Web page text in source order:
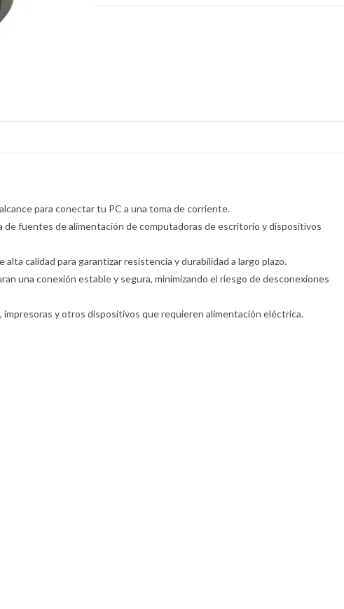
para conectar tu PC a una toma de corriente.
de fuentes de alimentación de computadoras de escritorio y dispositivos
calidad para garantizar resistencia y durabilidad a largo plazo.
una conexión estable y segura, minimizando el riesgo de desconexiones
y otros dispositivos que requieren alimentación eléctrica.